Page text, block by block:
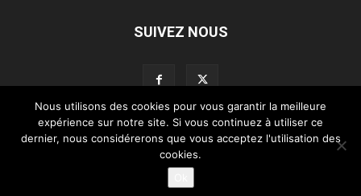
SUIVEZ NOUS
L’équipe d’iLoveTablette.com Contactez-nous
Nos partenaires
Mentions légales
©
Nous utilisons des cookies pour vous garantir la meilleure
expérience sur notre site. Si vous continuez à utiliser ce
dernier, nous considérerons que vous acceptez l'utilisation des
cookies.